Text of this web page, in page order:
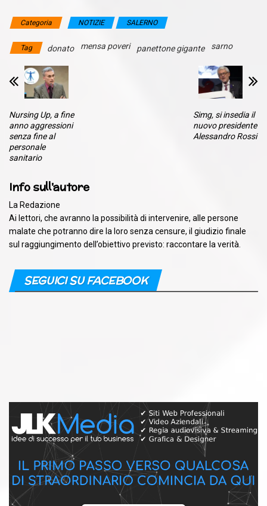
Categoria NOTIZIE SALERNO
Tag donato mensa poveri panettone gigante sarno
Nursing Up, a fine
anno aggressioni
senza fine al
personale
sanitario
Simg, si insedia il
nuovo presidente
Alessandro Rossi
Info sull'autore
La Redazione
Ai lettori, che avranno la possibilità di intervenire, alle persone
malate che potranno dire la loro senza censure, il giudizio finale
sul raggiungimento dell’obiettivo previsto: raccontare la verità.
SEGUICI SU FACEBOOK